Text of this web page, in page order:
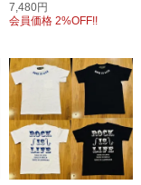
7,480円
会員価格 2%OFF!!